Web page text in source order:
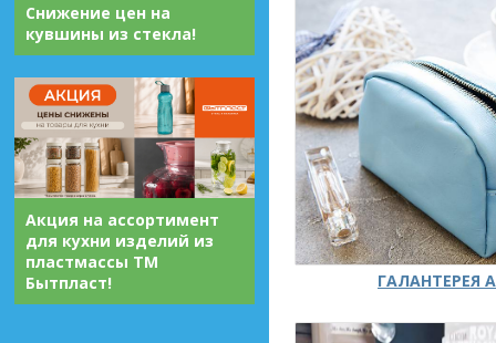
Снижение цен на
кувшины из стекла!
Акция на ассортимент
для кухни изделий из
пластмассы ТМ
Бытпласт!
ГАЛАНТЕРЕЯ